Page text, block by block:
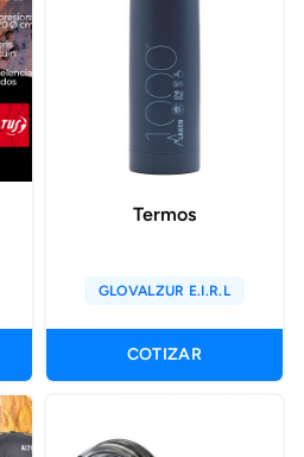
Termos
GLOVALZUR E.I.R.L
COTIZAR